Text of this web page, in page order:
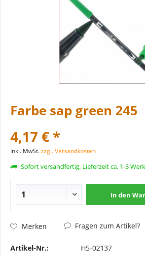
Farbe sap green 245
4,17 € *
inkl. MwSt.zzgl. Versandkosten
Sofort versandfertig, Lieferzeit ca. 1-3
In den
Merken Fragen zum Artikel?
Artikel-Nr.: H5-02137